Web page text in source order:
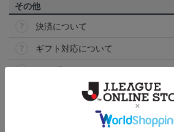
その他
決済について
ギフト対応について